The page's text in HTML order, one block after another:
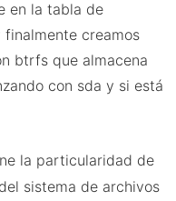
en la tabla de
creamos
btrfs que almacena
con sda y si está
la particularidad de
sistema de archivos